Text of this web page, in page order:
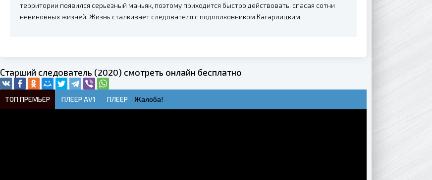
территории появился серьезный маньяк, поэтому приходится быстро действовать, спасая сотни
невиновных жизней. Жизнь сталкивает следователя с подполковником Кагарлицким.
Старший следователь (2020) смотреть онлайн бесплатно
ТОП ПРЕМЬЕР ПЛЕЕР AV1 ПЛЕЕР Жалоба!